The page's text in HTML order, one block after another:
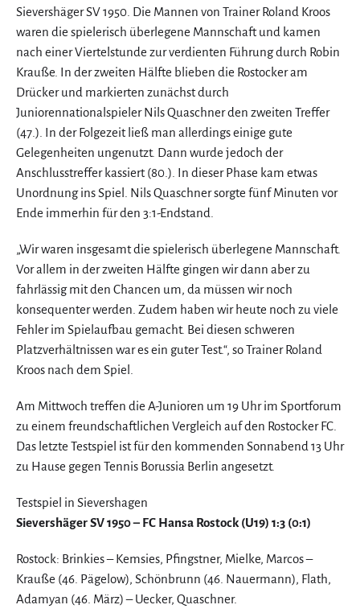
Sievershäger SV 1950. Die Mannen von Trainer Roland Kroos
waren die spielerisch überlegene Mannschaft und kamen
nach einer Viertelstunde zur verdienten Führung durch Robin
Krauße. In der zweiten Hälfte blieben die Rostocker am
Drücker und markierten zunächst durch
Juniorennationalspieler Nils Quaschner den zweiten Treffer
(47.). In der Folgezeit ließ man allerdings einige gute
Gelegenheiten ungenutzt. Dann wurde jedoch der
Anschlusstreffer kassiert (80.). In dieser Phase kam etwas
Unordnung ins Spiel. Nils Quaschner sorgte fünf Minuten vor
Ende immerhin für den 3:1-Endstand.
„Wir waren insgesamt die spielerisch überlegene Mannschaft.
Vor allem in der zweiten Hälfte gingen wir dann aber zu
fahrlässig mit den Chancen um, da müssen wir noch
konsequenter werden. Zudem haben wir heute noch zu viele
Fehler im Spielaufbau gemacht. Bei diesen schweren
Platzverhältnissen war es ein guter Test.“, so Trainer Roland
Kroos nach dem Spiel.
Am Mittwoch treffen die A-Junioren um 19 Uhr im Sportforum
zu einem freundschaftlichen Vergleich auf den Rostocker FC.
Das letzte Testspiel ist für den kommenden Sonnabend 13 Uhr
zu Hause gegen Tennis Borussia Berlin angesetzt.
Testspiel in Sievershagen
Sievershäger SV 1950 – FC Hansa Rostock (U19) 1:3 (0:1)
Rostock: Brinkies – Kemsies, Pfingstner, Mielke, Marcos –
Krauße (46. Pägelow), Schönbrunn (46. Nauermann), Flath,
Adamyan (46. März) – Uecker, Quaschner.